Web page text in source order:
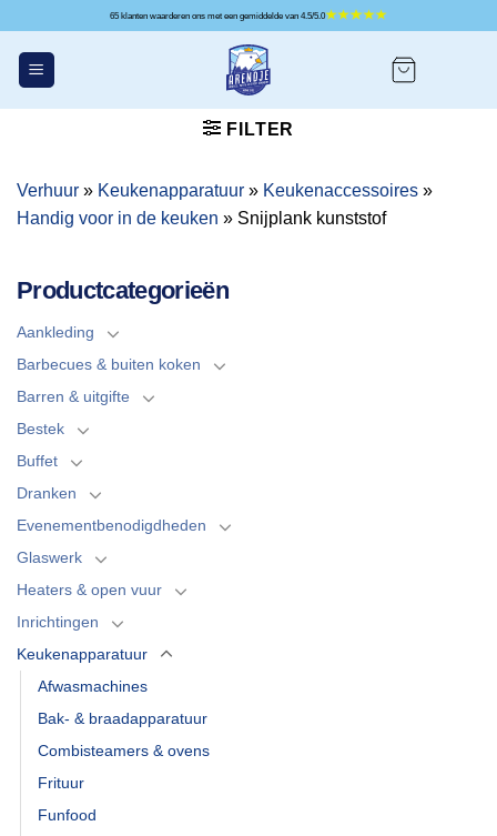
inhoud
65 klanten waarderen ons met een gemiddelde van 4.5/5.0
FILTER
Verhuur » Keukenapparatuur » Keukenaccessoires »
Handig voor in de keuken » Snijplank kunststof
Productcategorieën
Aankleding
Barbecues & buiten koken
Barren & uitgifte
Bestek
Buffet
Dranken
Evenementbenodigdheden
Glaswerk
Heaters & open vuur
Inrichtingen
Keukenapparatuur
Afwasmachines
Bak- & braadapparatuur
Combisteamers & ovens
Frituur
Funfood